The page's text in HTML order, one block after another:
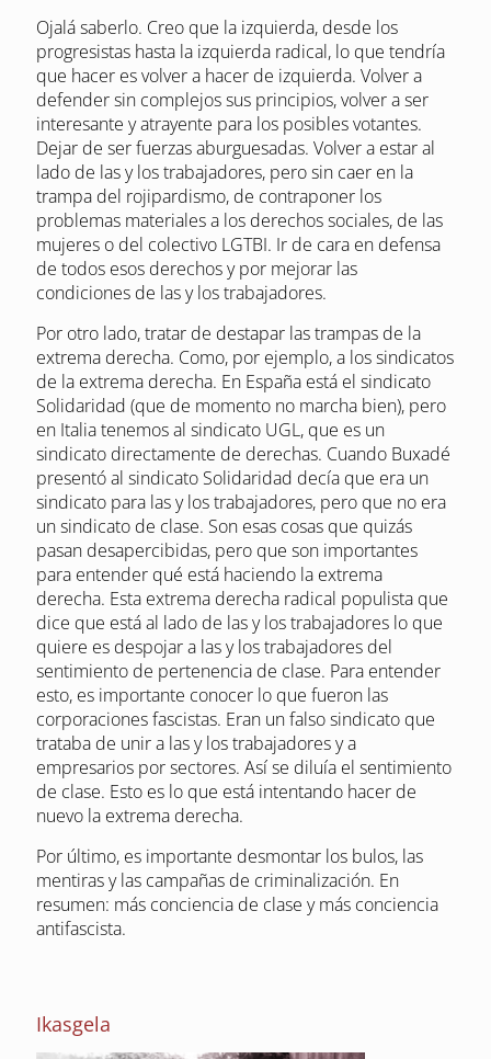
Ojalá saberlo. Creo que la izquierda, desde los
progresistas hasta la izquierda radical, lo que tendría
que hacer es volver a hacer de izquierda. Volver a
defender sin complejos sus principios, volver a ser
interesante y atrayente para los posibles votantes.
Dejar de ser fuerzas aburguesadas. Volver a estar al
lado de las y los trabajadores, pero sin caer en la
trampa del rojipardismo, de contraponer los
problemas materiales a los derechos sociales, de las
mujeres o del colectivo LGTBI. Ir de cara en defensa
de todos esos derechos y por mejorar las
condiciones de las y los trabajadores.
Por otro lado, tratar de destapar las trampas de la
extrema derecha. Como, por ejemplo, a los sindicatos
de la extrema derecha. En España está el sindicato
Solidaridad (que de momento no marcha bien), pero
en Italia tenemos al sindicato UGL, que es un
sindicato directamente de derechas. Cuando Buxadé
presentó al sindicato Solidaridad decía que era un
sindicato para las y los trabajadores, pero que no era
un sindicato de clase. Son esas cosas que quizás
pasan desapercibidas, pero que son importantes
para entender qué está haciendo la extrema
derecha. Esta extrema derecha radical populista que
dice que está al lado de las y los trabajadores lo que
quiere es despojar a las y los trabajadores del
sentimiento de pertenencia de clase. Para entender
esto, es importante conocer lo que fueron las
corporaciones fascistas. Eran un falso sindicato que
trataba de unir a las y los trabajadores y a
empresarios por sectores. Así se diluía el sentimiento
de clase. Esto es lo que está intentando hacer de
nuevo la extrema derecha.
Por último, es importante desmontar los bulos, las
mentiras y las campañas de criminalización. En
resumen: más conciencia de clase y más conciencia
antifascista.
Ikasgela